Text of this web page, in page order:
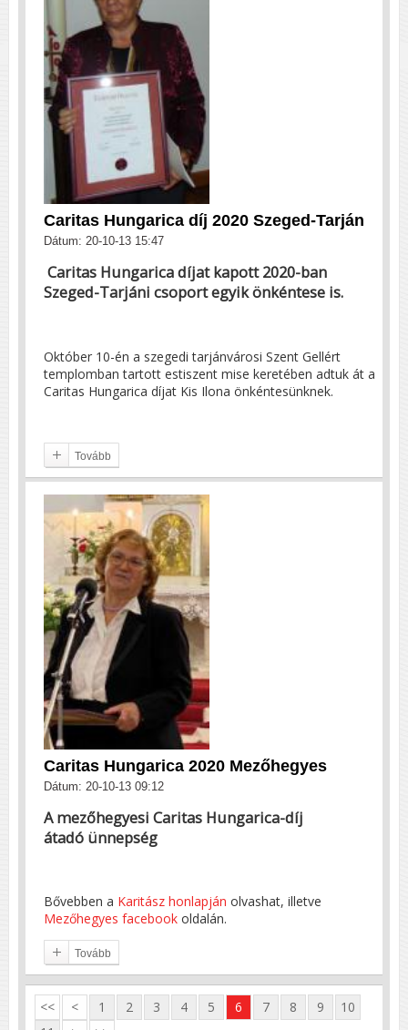
Caritas Hungarica díj 2020 Szeged-Tarján
Dátum: 20-10-13 15:47
Caritas Hungarica díjat kapott 2020-ban
Szeged-Tarjáni csoport egyik önkéntese is.
Október 10-én a szegedi tarjánvárosi Szent Gellért
templomban tartott estiszent mise keretében adtuk át a
Caritas Hungarica díjat Kis Ilona önkéntesünknek.
Tovább
Caritas Hungarica 2020 Mezőhegyes
Dátum: 20-10-13 09:12
A mezőhegyesi Caritas Hungarica-díj
átadó ünnepség
Bővebben a Karitász honlapján olvashat, illetve
Mezőhegyes facebook oldalán.
Tovább
<< < 1 2 3 4 5 6 7 8 9
10